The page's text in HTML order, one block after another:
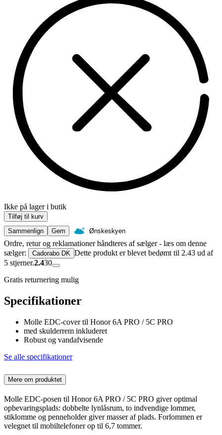
Ikke på lager i butik
Tilføj til kurv
Sammenlign
Gem Ønskeskyen
Ordre, retur og reklamationer håndteres af sælger - læs om denne
sælger:
Cadorabo DK Dette produkt er blevet bedømt til 2.43 ud af
5 stjerner.2.430
Gratis returnering mulig
Specifikationer
Molle EDC-cover til Honor 6A PRO / 5C PRO
med skulderrem inkluderet
Robust og vandafvisende
Se alle specifikationer
Mere om produktet
Molle EDC-posen til Honor 6A PRO / 5C PRO giver optimal
opbevaringsplads: dobbelte lynlåsrum, to indvendige lommer,
stiklomme og penneholder giver masser af plads. Forlommen er
velegnet til mobiltelefoner op til 6,7 tommer.